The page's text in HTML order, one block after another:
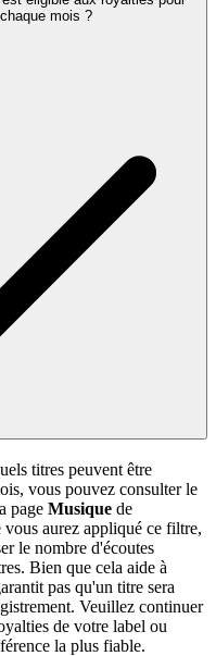
mois ?
titres peuvent être
vous pouvez consulter le
page Musique de
aurez appliqué ce filtre,
le nombre d'écoutes
Bien que cela aide à
pas qu'un titre sera
Veuillez continuer
de votre label ou
la plus fiable.